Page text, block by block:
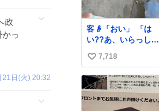
政
っ
21日(火) 20:32
客👴「おい」 「は
い??あ、いらっしゃ
いませ」 👴「さっき
からずっと水出しっ
ぱなしでもったいな
いだろ」 「静電気を
逃がし、熱くなった
地面の温度を下げ、
い
い
ね
数
7,718